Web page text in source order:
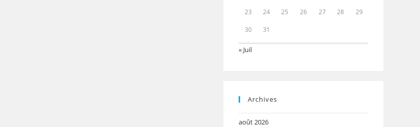
23 24 25 26 27 28 29
30 31
« Juil
Archives
août 2026